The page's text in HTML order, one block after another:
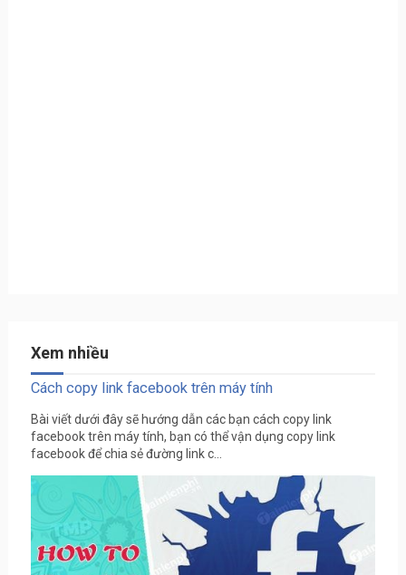
Xem nhiều
Cách copy link facebook trên máy tính
Bài viết dưới đây sẽ hướng dẫn các bạn cách copy link
facebook trên máy tính, bạn có thể vận dụng copy link
facebook để chia sẻ đường link c...